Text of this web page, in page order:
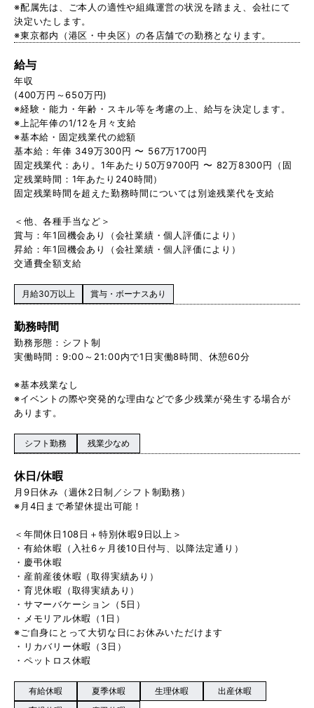
※配属先は、ご本人の適性や組織運営の状況を踏まえ、会社にて
決定いたします。
※東京都内（港区・中央区）の各店舗での勤務となります。
給与
年収
(400万円～650万円)
※経験・能力・年齢・スキル等を考慮の上、給与を決定します。
※上記年俸の1/12を月々支給
※基本給・固定残業代の総額
基本給：年俸 349万300円 〜 567万1700円
固定残業代：あり。1年あたり50万9700円 〜 82万8300円（固
定残業時間：1年あたり240時間）
固定残業時間を超えた勤務時間については別途残業代を支給
＜他、各種手当など＞
賞与：年1回機会あり（会社業績・個人評価により）
昇給：年1回機会あり（会社業績・個人評価により）
交通費全額支給
月給30万以上 賞与・ボーナスあり
勤務時間
勤務形態：シフト制
実働時間：9:00～21:00内で1日実働8時間、休憩60分
※基本残業なし
※イベントの際や突発的な理由などで多少残業が発生する場合が
あります。
シフト勤務 残業少なめ
休日/休暇
月9日休み（週休2日制／シフト制勤務）
※月4日まで希望休提出可能！
＜年間休日108日＋特別休暇9日以上＞
・有給休暇（入社6ヶ月後10日付与、以降法定通り）
・慶弔休暇
・産前産後休暇（取得実績あり）
・育児休暇（取得実績あり）
・サマーバケーション（5日）
・メモリアル休暇（1日）
※ご自身にとって大切な日にお休みいただけます
・リカバリー休暇（3日）
・ペットロス休暇
有給休暇 夏季休暇 生理休暇
出産休暇